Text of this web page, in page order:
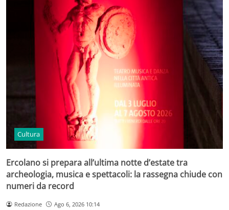
Cultura
Ercolano si prepara all’ultima notte d’estate tra
archeologia, musica e spettacoli: la rassegna chiude con
numeri da record
Redazione Ago 6, 2026 10:14